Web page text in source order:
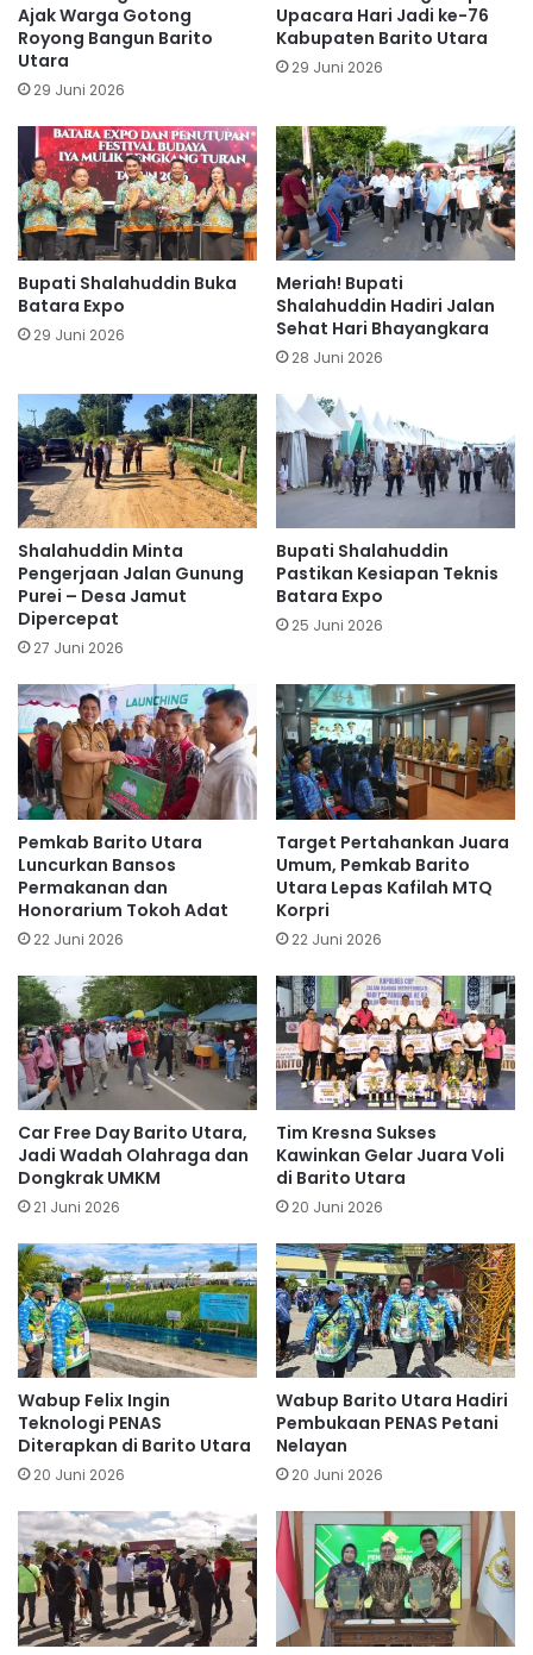
Ajak Warga Gotong
Royong Bangun Barito
Utara
29 Juni 2026
Upacara Hari Jadi ke-76
Kabupaten Barito Utara
29 Juni 2026
Bupati Shalahuddin Buka
Batara Expo
29 Juni 2026
Meriah! Bupati
Shalahuddin Hadiri Jalan
Sehat Hari Bhayangkara
28 Juni 2026
Shalahuddin Minta
Pengerjaan Jalan Gunung
Purei – Desa Jamut
Dipercepat
27 Juni 2026
Bupati Shalahuddin
Pastikan Kesiapan Teknis
Batara Expo
25 Juni 2026
Pemkab Barito Utara
Luncurkan Bansos
Permakanan dan
Honorarium Tokoh Adat
22 Juni 2026
Target Pertahankan Juara
Umum, Pemkab Barito
Utara Lepas Kafilah MTQ
Korpri
22 Juni 2026
Car Free Day Barito Utara,
Jadi Wadah Olahraga dan
Dongkrak UMKM
21 Juni 2026
Tim Kresna Sukses
Kawinkan Gelar Juara Voli
di Barito Utara
20 Juni 2026
Wabup Felix Ingin
Teknologi PENAS
Diterapkan di Barito Utara
20 Juni 2026
Wabup Barito Utara Hadiri
Pembukaan PENAS Petani
Nelayan
20 Juni 2026